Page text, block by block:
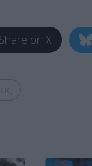
Share on X